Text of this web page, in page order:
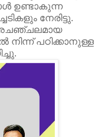
ഉണ്ടാകുന്ന
നേരിട്ടു.
അചഞ്ചലമായ
നിന്ന് പഠിക്കാനുള്ള